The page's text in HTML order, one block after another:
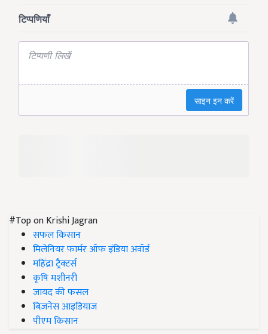
#Top on Krishi Jagran
सफल किसान
मिलेनियर फार्मर ऑफ इंडिया अवॉर्ड
महिंद्रा ट्रैक्टर्स
कृषि मशीनरी
जायद की फसल
बिज़नेस आइडियाज
पीएम किसान